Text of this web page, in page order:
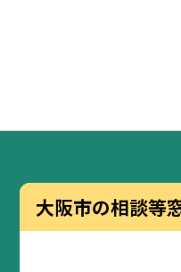
大阪市の相談等